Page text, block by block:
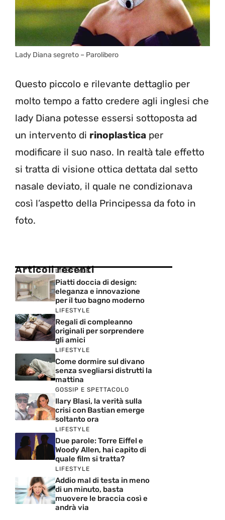
Lady Diana segreto – Parolibero
Questo piccolo e rilevante dettaglio per
molto tempo a fatto credere agli inglesi che
lady Diana potesse essersi sottoposta ad
un intervento di rinoplastica per
modificare il suo naso. In realtà tale effetto
si tratta di visione ottica dettata dal setto
nasale deviato, il quale ne condizionava
così l’aspetto della Principessa da foto in
foto.
Articoli recenti
LIFESTYLE
Piatti doccia di design:
eleganza e innovazione
per il tuo bagno moderno
LIFESTYLE
Regali di compleanno
originali per sorprendere
gli amici
LIFESTYLE
Come dormire sul divano
senza svegliarsi distrutti la
mattina
GOSSIP E SPETTACOLO
Ilary Blasi, la verità sulla
crisi con Bastian emerge
soltanto ora
LIFESTYLE
Due parole: Torre Eiffel e
Woody Allen, hai capito di
quale film si tratta?
LIFESTYLE
Addio mal di testa in meno
di un minuto, basta
muovere le braccia così e
andrà via